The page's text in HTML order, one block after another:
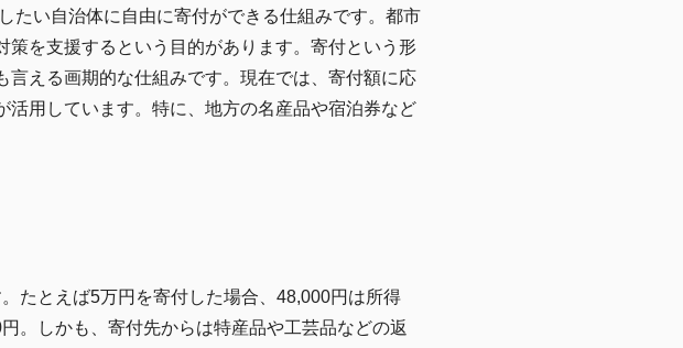
たい自治体に自由に寄付ができる仕組みです。都市
を支援するという目的があります。寄付という形
言える画期的な仕組みです。現在では、寄付額に応
用しています。特に、地方の名産品や宿泊券など
たとえば5万円を寄付した場合、48,000円は所得
。しかも、寄付先からは特産品や工芸品などの返